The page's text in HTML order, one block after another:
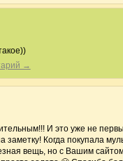
→
И это уже не
заметку! Когда покупала
вещь, но с Вашим